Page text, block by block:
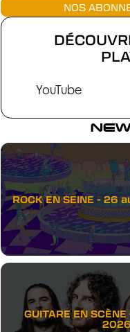
NOS
YouTube
ROCK EN SEINE - 26
GUITARE EN